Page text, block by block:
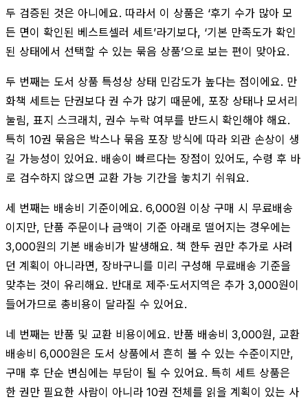
두 검증된 것은 아니에요. 따라서 이 상품은 ‘후기 수가 많아 모
든 면이 확인된 베스트셀러 세트’라기보다, ‘기본 만족도가 확인
된 상태에서 선택할 수 있는 묶음 상품’으로 보는 편이 맞아요.
두 번째는 도서 상품 특성상 상태 민감도가 높다는 점이에요. 만
화책 세트는 단권보다 권 수가 많기 때문에, 포장 상태나 모서리
눌림, 표지 스크래치, 권수 누락 여부를 반드시 확인해야 해요.
특히 10권 묶음은 박스나 묶음 포장 방식에 따라 외관 손상이 생
길 가능성이 있어요. 배송이 빠르다는 장점이 있어도, 수령 후 바
로 검수하지 않으면 교환 가능 기간을 놓치기 쉬워요.
세 번째는 배송비 기준이에요. 6,000원 이상 구매 시 무료배송
이지만, 단품 주문이나 금액이 기준 아래로 떨어지는 경우에는
3,000원의 기본 배송비가 발생해요. 책 한두 권만 추가로 사려
던 계획이 아니라면, 장바구니를 미리 구성해 무료배송 기준을
맞추는 것이 유리해요. 반대로 제주·도서지역은 추가 3,000원이
들어가므로 총비용이 달라질 수 있어요.
네 번째는 반품 및 교환 비용이에요. 반품 배송비 3,000원, 교환
배송비 6,000원은 도서 상품에서 흔히 볼 수 있는 수준이지만,
구매 후 단순 변심에는 부담이 될 수 있어요. 특히 세트 상품은
한 권만 필요한 사람이 아니라 10권 전체를 읽을 계획이 있는 사